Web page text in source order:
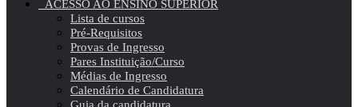
ACESSO AO ENSINO SUPERIOR
Lista de cursos
Pré-Requisitos
Provas de Ingresso
Pares Instituição/Curso
Médias de Ingresso
Calendário de Candidatura